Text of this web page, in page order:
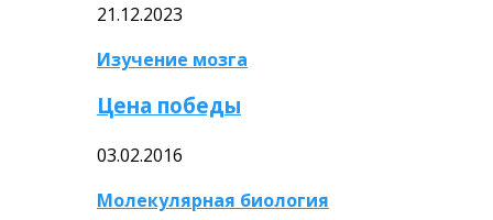
21.12.2023
Изучение мозга
Цена победы
03.02.2016
Молекулярная биология